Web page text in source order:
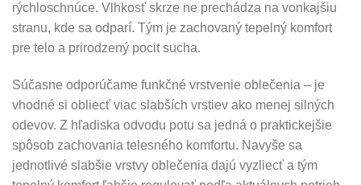
rýchloschnúce. Vlhkosť skrze ne prechádza na vonkajšiu
stranu, kde sa odparí. Tým je zachovaný tepelný komfort
pre telo a prirodzený pocit sucha.
Súčasne odporúčame funkčné vrstvenie oblečenia – je
vhodné si obliecť viac slabších vrstiev ako menej silných
odevov. Z hľadiska odvodu potu sa jedná o praktickejšie
spôsob zachovania telesného komfortu. Navyše sa
jednotlivé slabšie vrstvy oblečenia dajú vyzliecť a tým